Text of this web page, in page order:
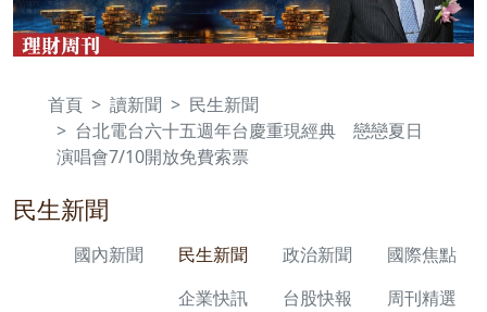
首頁 讀新聞
民生新聞
台北電台六十五週年台慶重現經典 戀戀夏日
演唱會7/10開放免費索票
民生新聞
國內新聞 民生新聞 政治新聞
國際焦點
企業快訊
台股快報 周刊精選